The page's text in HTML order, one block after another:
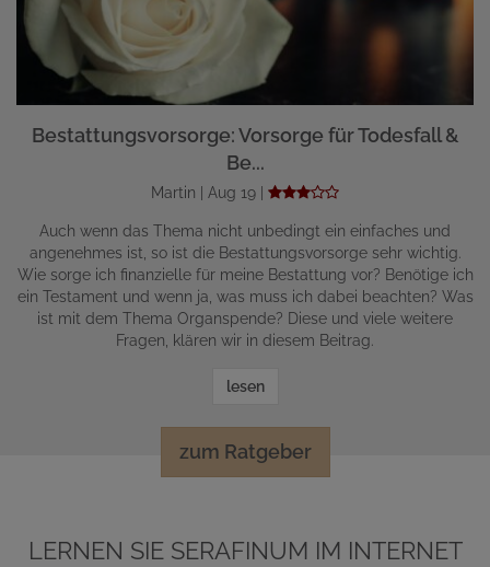
Bestattungsvorsorge: Vorsorge für Todesfall &
Be...
Martin | Aug 19 |
Auch wenn das Thema nicht unbedingt ein einfaches und
angenehmes ist, so ist die Bestattungsvorsorge sehr wichtig.
Wie sorge ich finanzielle für meine Bestattung vor? Benötige ich
ein Testament und wenn ja, was muss ich dabei beachten? Was
ist mit dem Thema Organspende? Diese und viele weitere
Fragen, klären wir in diesem Beitrag.
lesen
zum Ratgeber
LERNEN SIE SERAFINUM IM INTERNET